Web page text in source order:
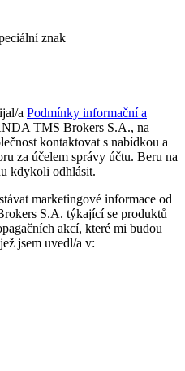
znak
a Podmínky informační a
TMS Brokers S.A., na
kontaktovat s nabídkou a
za účelem správy účtu. Beru na
kdykoli odhlásit.
marketingové informace od
S.A. týkající se produktů
akcí, které mi budou
jsem uvedl/a v: